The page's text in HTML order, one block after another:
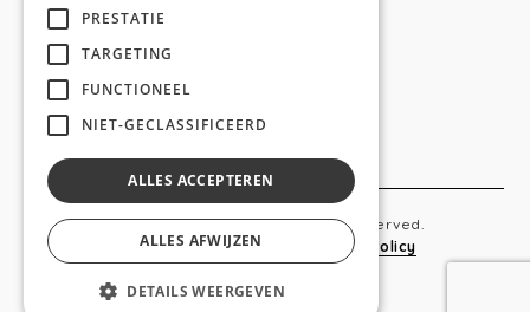
Diensten
Realisaties
Copyright © 2019 Anso. All rights reserved.
Sitemap-Privacy Policy Cookie Policy
webdesigned by
PRESTATIE
TARGETING
FUNCTIONEEL
NIET-GECLASSIFICEERD
ALLES ACCEPTEREN
ALLES AFWIJZEN
DETAILS WEERGEVEN